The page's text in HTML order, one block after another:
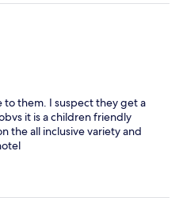
to them. I suspect they get a
it is a children friendly
the all inclusive variety and